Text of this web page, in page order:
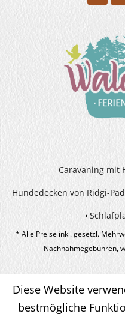
Caravaning mit
Hundedecken von Ridgi-Pad
* Alle Preise inkl. gesetzl.
Nachnahmegebühren,
Diese Website
bestmögliche